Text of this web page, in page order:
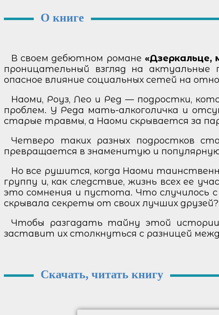
О книге
В своем дебютном романе «Дзеркальце,
проницательный взгляд на актуальные
опасное влияние социальных сетей на
Наоми, Роуз, Лео и Ред — подростки,
проблем. У Реда мать-алкоголичка и
старые травмы, а Наоми скрывается за
Четверо таких разных подростков
превращается в знаменитую и популярную
Но все рушится, когда Наоми
группу и, как следствие, жизнь всех ее
это сомнения и пустота. Что случилось
скрывала секреты от своих лучших друзей?
Чтобы разгадать тайну этой
заставит их столкнуться с разницей
Скачать, читать книгу